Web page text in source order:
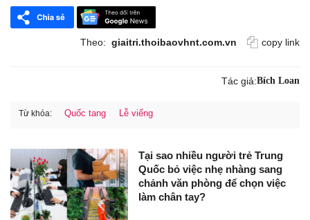
Theo: giaitri.thoibaovhnt.com.vn copy link
Tác giả:Bích Loan
Từ khóa: Quốc tang Lễ viếng
Tại sao nhiều người trẻ Trung
Quốc bỏ việc nhẹ nhàng sang
chảnh văn phòng để chọn việc
làm chân tay?